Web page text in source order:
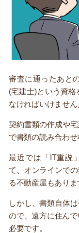
審査に通ったあと
(宅建士)という資格
なければいけません
契約書類の作成や
で書類の読み合わせ
最近では「IT重説
て、オンラインで
る不動産屋もありま
しかし、書類自体
ので、遠方に住ん
必要です。